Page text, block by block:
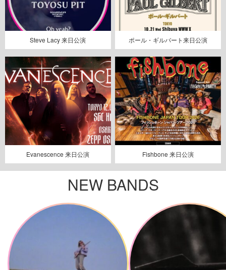
Steve Lacy 来日公演 ポール・ギルバート来日公演
Evanescence 来日公演 Fishbone 来日公演
NEW BANDS